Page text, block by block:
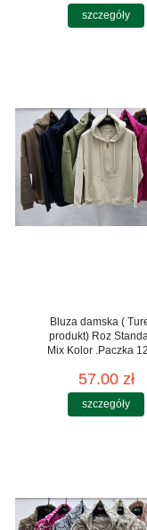
szczegóły
Bluza damska (
produkt) Roz
Mix Kolor .Paczka
57.00 zł
szczegóły